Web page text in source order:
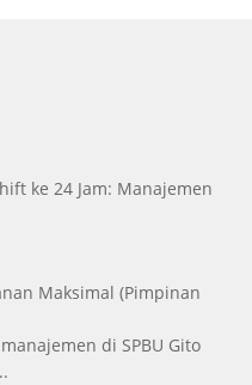
ke 24 Jam: Manajemen
Maksimal (Pimpinan
di SPBU Gito